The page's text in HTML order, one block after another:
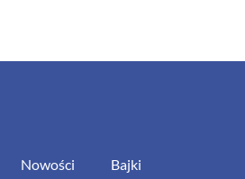
Nowości
Bajki